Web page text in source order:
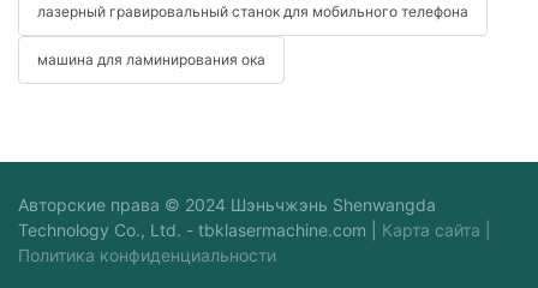
лазерный гравировальный станок для мобильного телефона
машина для ламинирования ока
Авторские права © 2024 Шэньчжэнь Shenwangda
Technology Co., Ltd. - tbklasermachine.com Карта сайта
Политика конфиденциальности